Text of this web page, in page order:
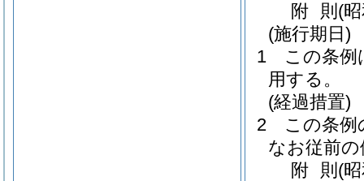
附 則 (
(施行期日)
1
この条例
用する。
(経過措置)
2
この条例
なお従前
附 則 (